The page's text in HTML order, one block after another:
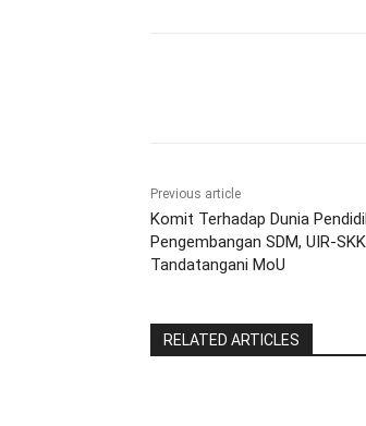
Previous article
Komit Terhadap Dunia
Pengembangan SDM, UIR-
Tandatangani MoU
RELATED ARTICLES